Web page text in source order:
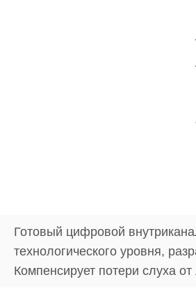
Готовый цифровой
технологического уровня,
Компенсирует потери слуха